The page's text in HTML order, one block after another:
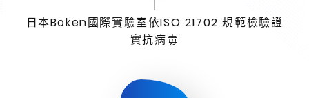
日本Boken國際實驗室依ISO 21702 規範檢驗證
實抗病毒